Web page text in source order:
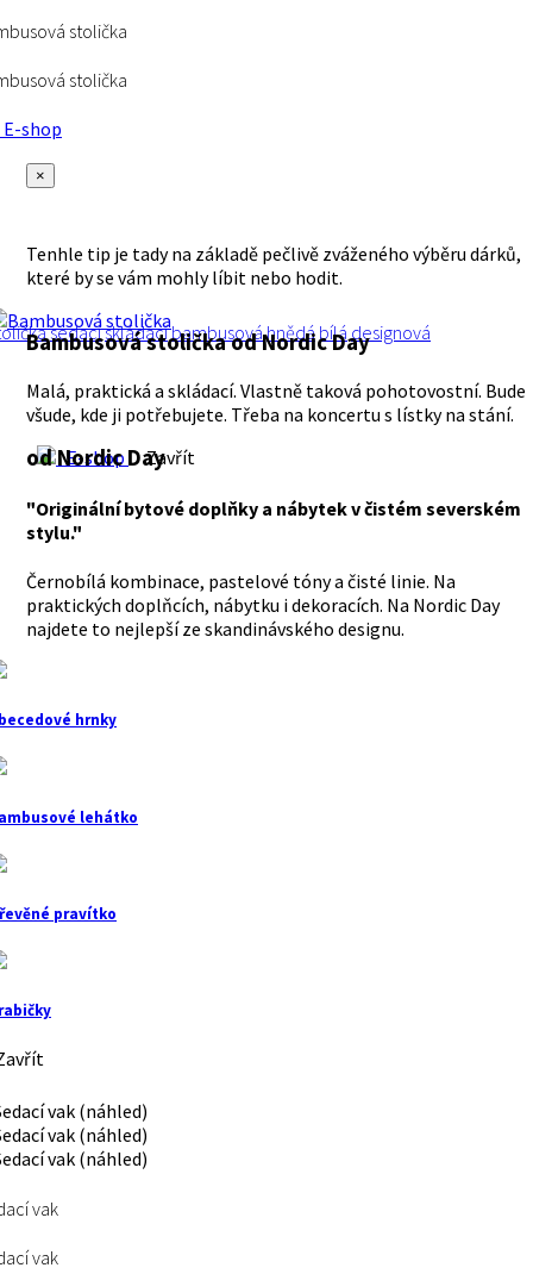
stolička
stolička
shop
×
Tenhle tip je tady na základě pečlivě zváženého výběru dárků,
které by se vám mohly líbit nebo hodit.
sedacískládacíbambusová hnědá bílá designová
Bambusová stoličkaod Nordic Day
Malá, praktická a skládací. Vlastně taková pohotovostní. Bude
všude, kde ji potřebujete. Třeba na koncertu s lístky na stání.
E-shop
Zavřít
od Nordic Day
"Originální bytové doplňky a nábytek v čistém severském
stylu."
Černobílá kombinace, pastelové tóny a čisté linie. Na
praktických doplňcích, nábytku i dekoracích. Na Nordic Day
najdete to nejlepší ze skandinávského designu.
hrnky
lehátko
pravítko
vak
vak